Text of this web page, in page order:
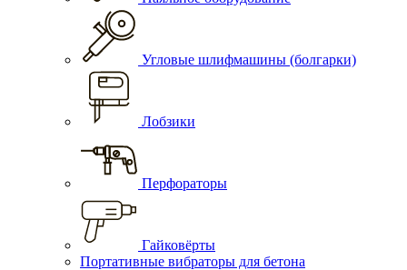
Угловые шлифмашины (болгарки)
Лобзики
Перфораторы
Гайковёрты
Портативные вибраторы для бетона